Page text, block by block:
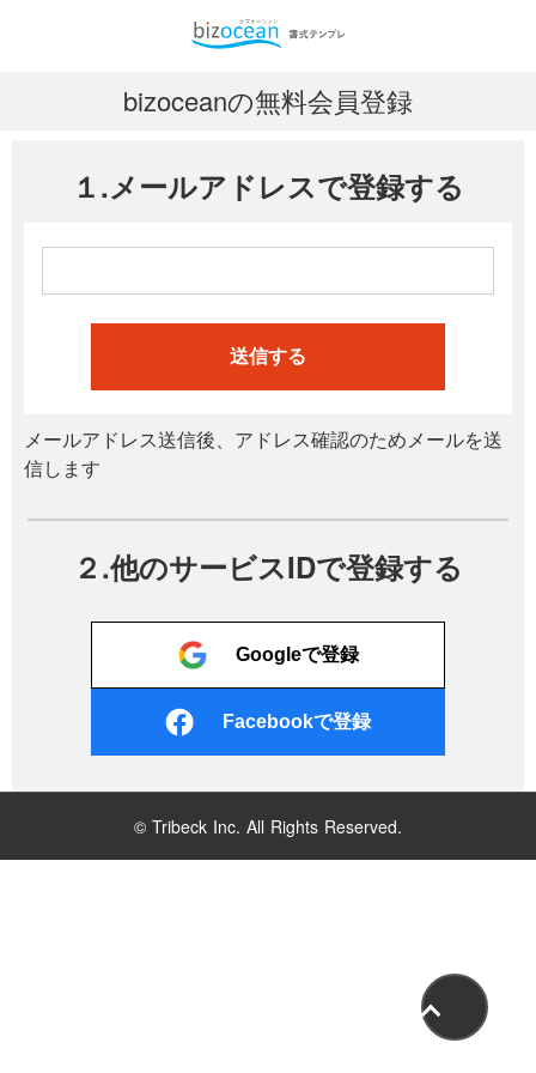
bizoceanの無料会員登録
１.メールアドレスで登録する
送信する
メールアドレス送信後、アドレス確認のためメールを送
信します
２.他のサービスIDで登録する
Googleで登録
Facebookで登録
© Tribeck Inc. All Rights Reserved.